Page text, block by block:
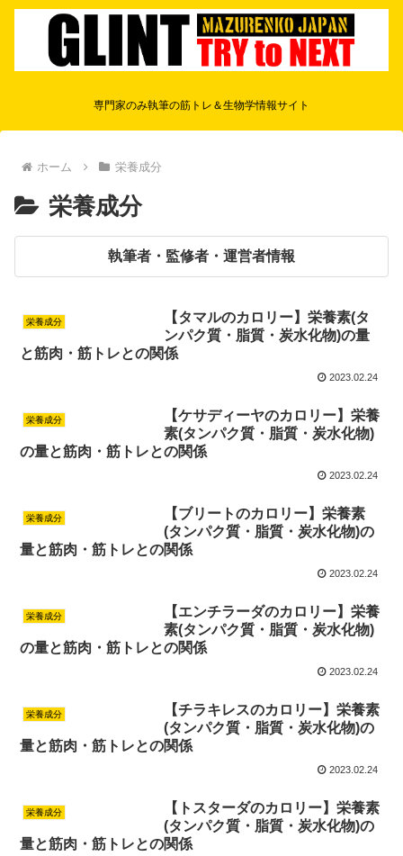
専門家のみ執筆の筋トレ＆生物学情報サイト
ホーム 栄養成分
栄養成分
執筆者・監修者・運営者情報
栄養成分
【タマルのカロリー】栄養素(タ
ンパク質・脂質・炭水化物)の量
と筋肉・筋トレとの関係
2023.02.24
栄養成分
【ケサディーヤのカロリー】栄養
素(タンパク質・脂質・炭水化物)
の量と筋肉・筋トレとの関係
2023.02.24
栄養成分
【ブリートのカロリー】栄養素
(タンパク質・脂質・炭水化物)の
量と筋肉・筋トレとの関係
2023.02.24
栄養成分
【エンチラーダのカロリー】栄養
素(タンパク質・脂質・炭水化物)
の量と筋肉・筋トレとの関係
2023.02.24
栄養成分
【チラキレスのカロリー】栄養素
(タンパク質・脂質・炭水化物)の
量と筋肉・筋トレとの関係
2023.02.24
栄養成分
【トスターダのカロリー】栄養素
(タンパク質・脂質・炭水化物)の
量と筋肉・筋トレとの関係